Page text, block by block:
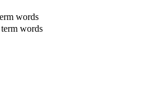
words
words